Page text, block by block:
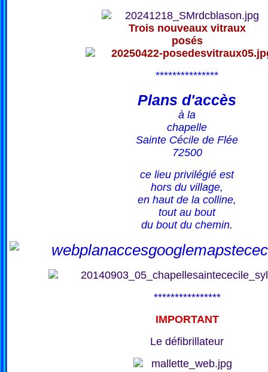
Trois nouveaux vitraux
posés
***************
Plans d'accès
à la
chapelle
Sainte Cécile de Flée
72500
ce lieu privilégié est
hors du village,
en haut de la colline,
tout au bout
du bout du chemin.
****************
IMPORTANT
Le défibrillateur